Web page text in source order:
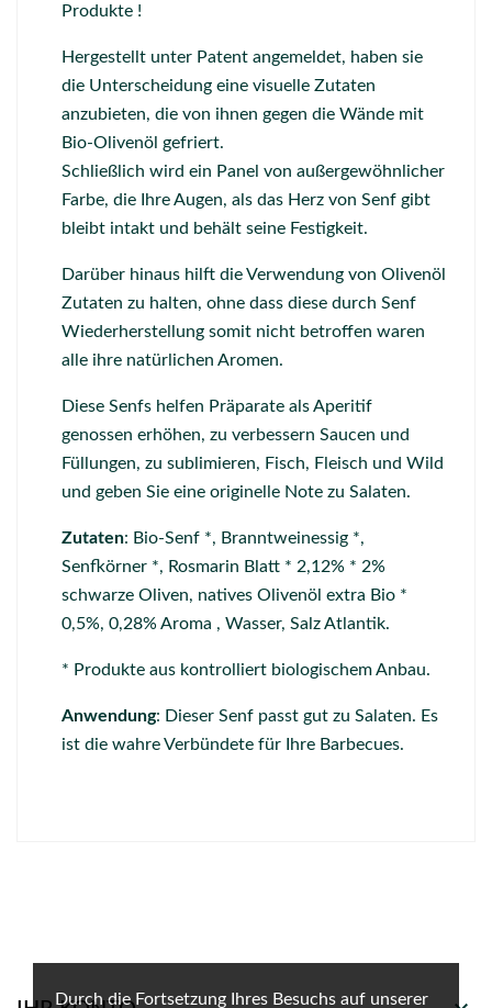
Durch die Fortsetzung Ihres Besuchs auf unserer
Produkte !
Hergestellt unter Patent angemeldet, haben sie
die Unterscheidung eine visuelle Zutaten
anzubieten, die von ihnen gegen die Wände mit
Bio-Olivenöl gefriert.
Schließlich wird ein Panel von außergewöhnlicher
Farbe, die Ihre Augen, als das Herz von Senf gibt
bleibt intakt und behält seine Festigkeit.
Darüber hinaus hilft die Verwendung von Olivenöl
Zutaten zu halten, ohne dass diese durch Senf
Wiederherstellung somit nicht betroffen waren
alle ihre natürlichen Aromen.
Diese Senfs helfen Präparate als Aperitif
genossen erhöhen, zu verbessern Saucen und
Füllungen, zu sublimieren, Fisch, Fleisch und Wild
und geben Sie eine originelle Note zu Salaten.
Zutaten: Bio-Senf *, Branntweinessig *,
Senfkörner *, Rosmarin Blatt * 2,12% * 2%
schwarze Oliven, natives Olivenöl extra Bio *
0,5%, 0,28% Aroma , Wasser, Salz Atlantik.
* Produkte aus kontrolliert biologischem Anbau.
Anwendung: Dieser Senf passt gut zu Salaten. Es
ist die wahre Verbündete für Ihre Barbecues.